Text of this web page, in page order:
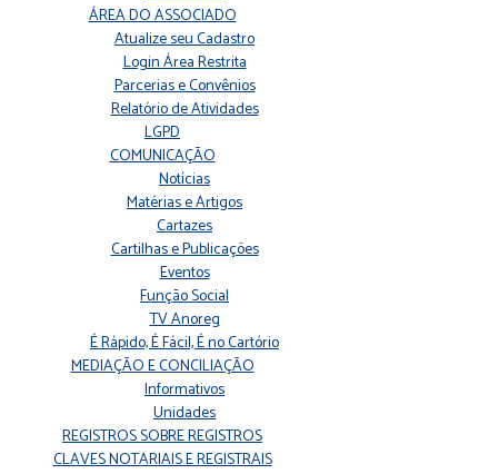
ÁREA DO ASSOCIADO
Atualize seu Cadastro
Login Área Restrita
Parcerias e Convênios
Relatório de Atividades
LGPD
COMUNICAÇÃO
Notícias
Matérias e Artigos
Cartazes
Cartilhas e Publicações
Eventos
Função Social
TV Anoreg
É Rápido, É Fácil, É no Cartório
MEDIAÇÃO E CONCILIAÇÃO
Informativos
Unidades
REGISTROS SOBRE REGISTROS
CLAVES NOTARIAIS E REGISTRAIS